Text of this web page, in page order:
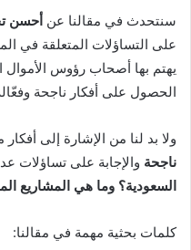
سنتحدث في مقالنا عن أحسن
على التساؤلات المتعلقة في
يهتم بها أصحاب رؤوس
الحصول على أفكار ناجحة
ولا بد لنا من الإشارة إلى
ناجحة والإجابة على تساؤلات
السعودية؟ وما هي المشاريع
كلمات بحثية مهمة في مقالنا: